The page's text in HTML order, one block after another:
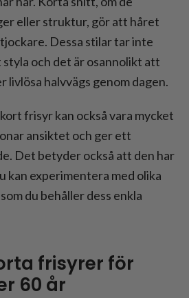
eller struktur, gör att håret
Dessa stilar tar inte
och det är osannolikt att
livlösa halvvägs genom dagen.
frisyr kan också vara mycket
ansiktet och ger ett
Det betyder också att den har
kan experimentera med olika
du behåller dess enkla
frisyrer för
60 år